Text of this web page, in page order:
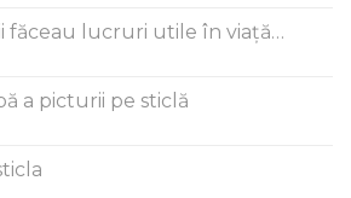
făceau lucruri utile în viață…
a picturii pe sticlă